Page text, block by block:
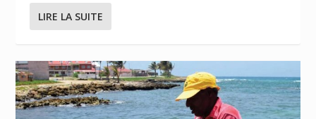
LIRE LA SUITE